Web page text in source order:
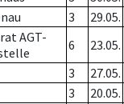
3 29.05.
AGT-
6 23.05.
3 27.05.
3 20.05.